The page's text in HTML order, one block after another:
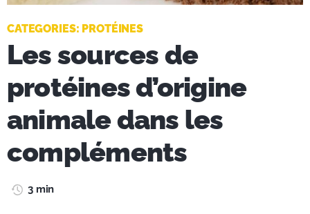
CATEGORIES: PROTÉINES
Les sources de
protéines d’origine
animale dans les
compléments
3 min